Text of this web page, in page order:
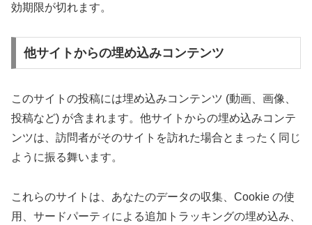
効期限が切れます。
他サイトからの埋め込みコンテンツ
このサイトの投稿には埋め込みコンテンツ (動画、画像、
投稿など) が含まれます。他サイトからの埋め込みコンテ
ンツは、訪問者がそのサイトを訪れた場合とまったく同じ
ように振る舞います。
これらのサイトは、あなたのデータの収集、Cookie の使
用、サードパーティによる追加トラッキングの埋め込み、